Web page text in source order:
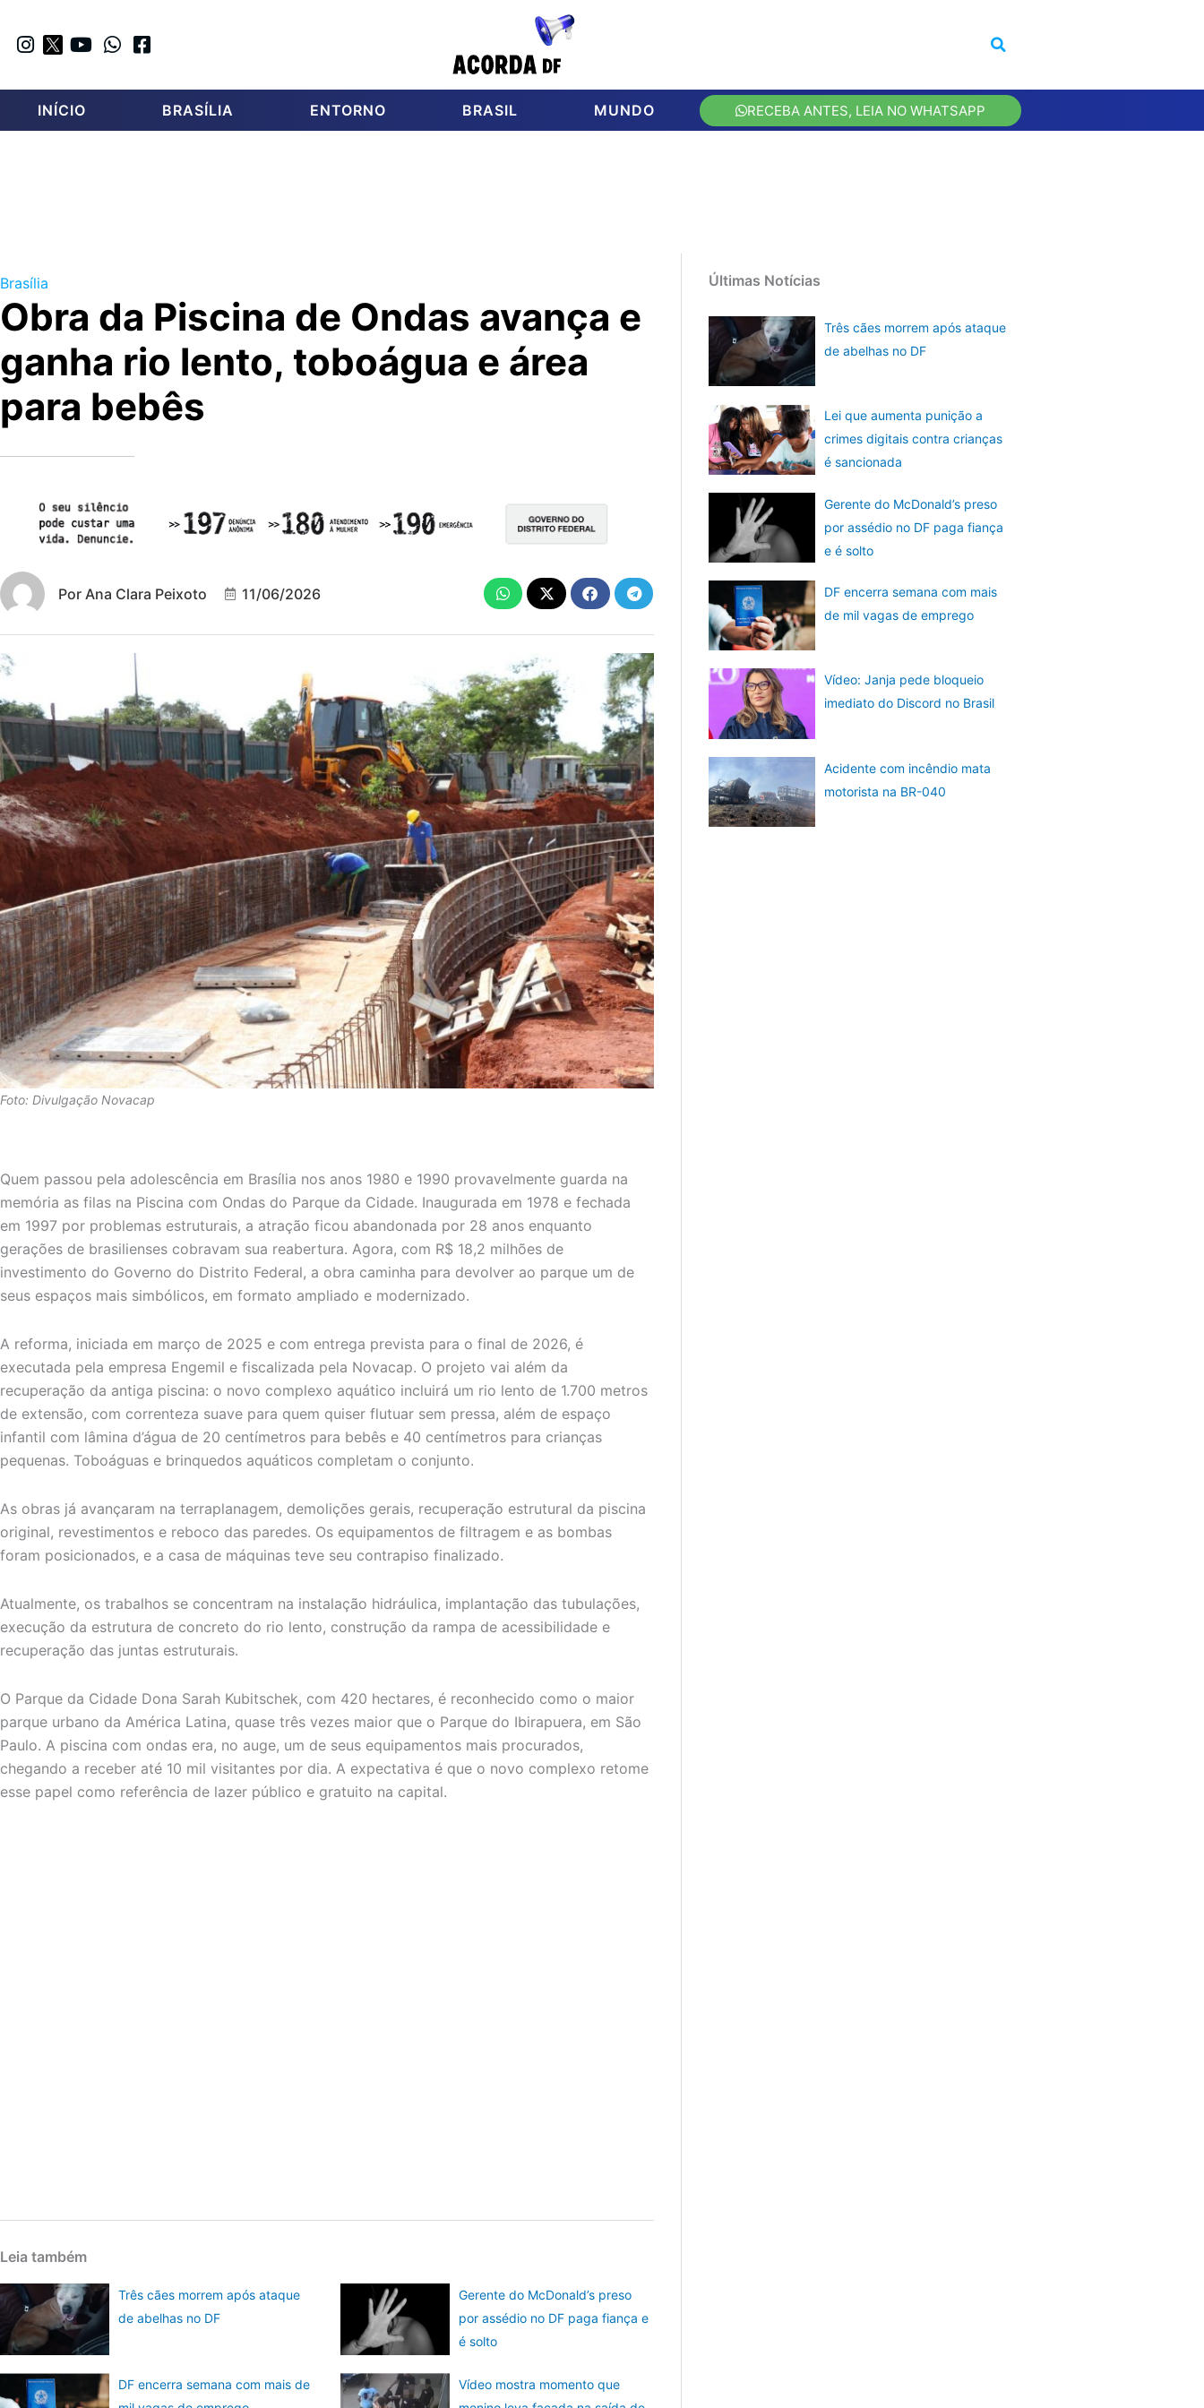
INÍCIO BRASÍLIA ENTORNO BRASIL MUNDO RECEBA ANTES, LEIA NO WHATSAPP
Brasília
Obra da Piscina de Ondas avança e
ganha rio lento, toboágua e área
para bebês
Por Ana Clara Peixoto 11/06/2026
Foto: Divulgação Novacap
Quem passou pela adolescência em Brasília nos anos 1980 e 1990 provavelmente guarda na
memória as filas na Piscina com Ondas do Parque da Cidade. Inaugurada em 1978 e fechada
em 1997 por problemas estruturais, a atração ficou abandonada por 28 anos enquanto
gerações de brasilienses cobravam sua reabertura. Agora, com R$ 18,2 milhões de
investimento do Governo do Distrito Federal, a obra caminha para devolver ao parque um de
seus espaços mais simbólicos, em formato ampliado e modernizado.
A reforma, iniciada em março de 2025 e com entrega prevista para o final de 2026, é
executada pela empresa Engemil e fiscalizada pela Novacap. O projeto vai além da
recuperação da antiga piscina: o novo complexo aquático incluirá um rio lento de 1.700 metros
de extensão, com correnteza suave para quem quiser flutuar sem pressa, além de espaço
infantil com lâmina d’água de 20 centímetros para bebês e 40 centímetros para crianças
pequenas. Toboáguas e brinquedos aquáticos completam o conjunto.
As obras já avançaram na terraplanagem, demolições gerais, recuperação estrutural da piscina
original, revestimentos e reboco das paredes. Os equipamentos de filtragem e as bombas
foram posicionados, e a casa de máquinas teve seu contrapiso finalizado.
Atualmente, os trabalhos se concentram na instalação hidráulica, implantação das tubulações,
execução da estrutura de concreto do rio lento, construção da rampa de acessibilidade e
recuperação das juntas estruturais.
O Parque da Cidade Dona Sarah Kubitschek, com 420 hectares, é reconhecido como o maior
parque urbano da América Latina, quase três vezes maior que o Parque do Ibirapuera, em São
Paulo. A piscina com ondas era, no auge, um de seus equipamentos mais procurados,
chegando a receber até 10 mil visitantes por dia. A expectativa é que o novo complexo retome
esse papel como referência de lazer público e gratuito na capital.
Leia também
Três cães morrem após ataque
de abelhas no DF
Gerente do McDonald’s preso
por assédio no DF paga fiança e
é solto
DF encerra semana com mais de
Vídeo mostra momento que
Últimas Notícias
Três cães morrem após ataque
de abelhas no DF
Lei que aumenta punição a
crimes digitais contra crianças
é sancionada
Gerente do McDonald’s preso
por assédio no DF paga fiança
e é solto
DF encerra semana com mais
de mil vagas de emprego
Vídeo: Janja pede bloqueio
imediato do Discord no Brasil
Acidente com incêndio mata
motorista na BR-040